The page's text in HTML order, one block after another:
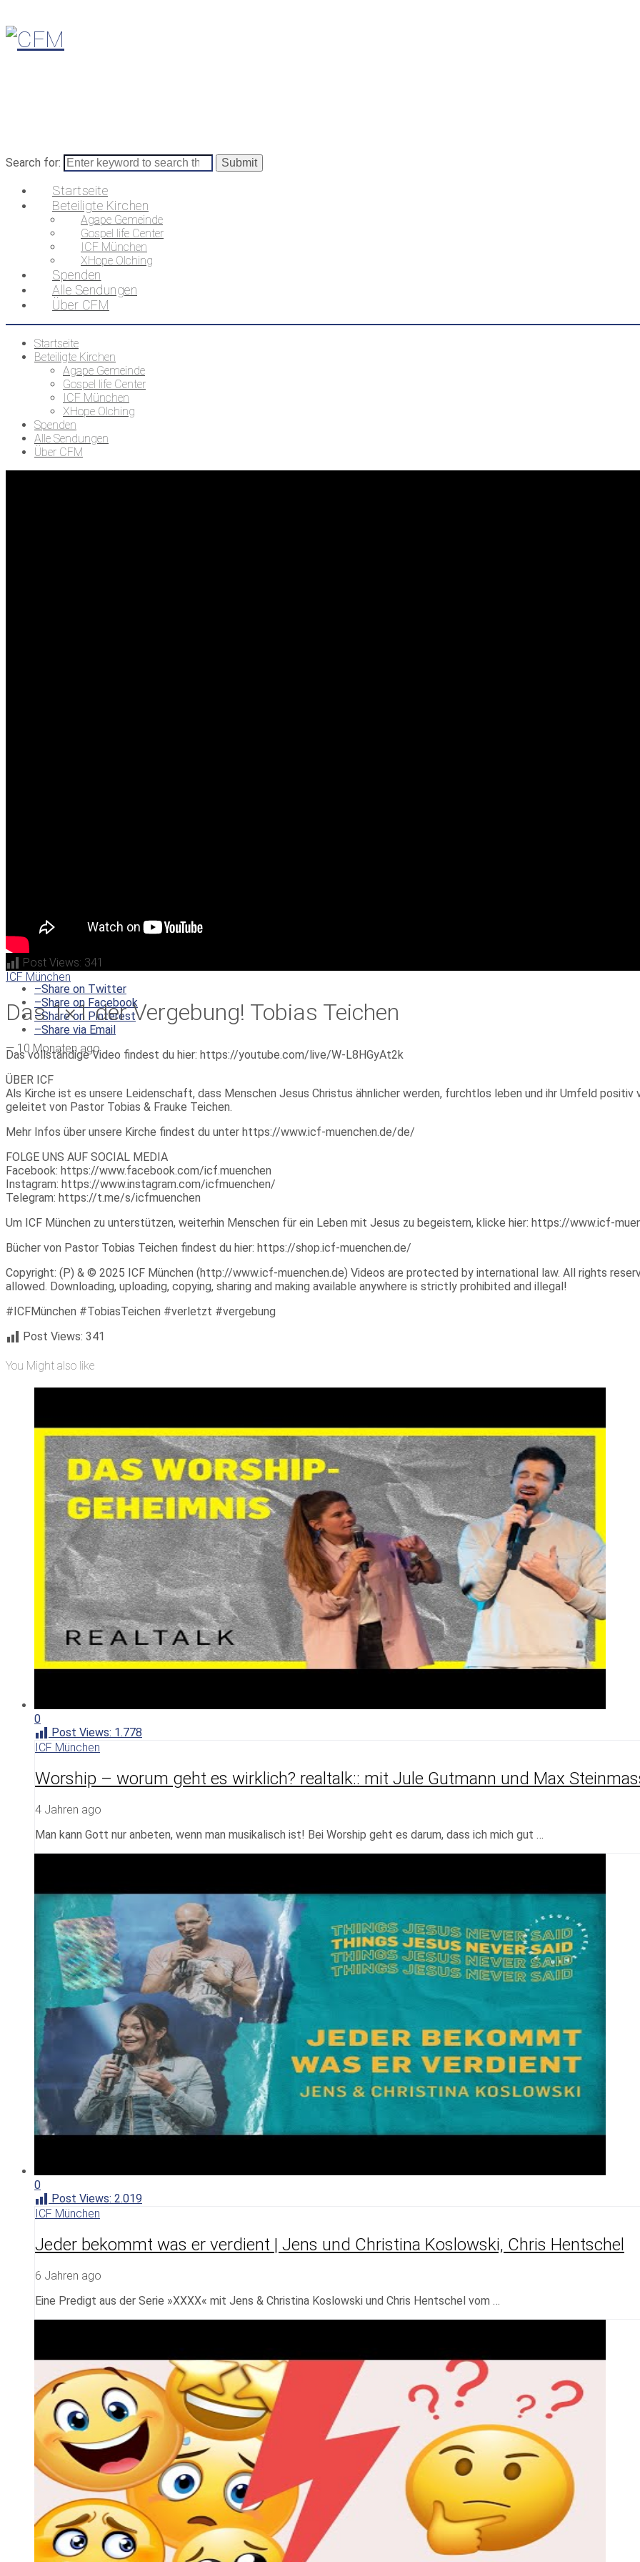
Search for:
Startseite
Beteiligte Kirchen
Agape Gemeinde
Gospel life Center
ICF München
XHope Olching
Spenden
Alle Sendungen
Über CFM
Startseite
Beteiligte Kirchen
Agape Gemeinde
Gospel life Center
ICF München
XHope Olching
Spenden
Alle Sendungen
Über CFM
Post Views: 341
ICF München
Das 1×1 der Vergebung! Tobias Teichen
— 10 Monaten ago
–Share on Twitter
–Share on Facebook
–Share on Pinterest
–Share via Email
Das vollständige Video findest du hier: https://youtube.com/live/W-L8HGyAt2k
ÜBER ICF
Als Kirche ist es unsere Leidenschaft, dass Menschen Jesus Christus ähnlicher werden, furchtlos leben und ihr Umfeld positiv
geleitet von Pastor Tobias & Frauke Teichen.
Mehr Infos über unsere Kirche findest du unter https://www.icf-muenchen.de/de/
FOLGE UNS AUF SOCIAL MEDIA
Facebook: https://www.facebook.com/icf.muenchen
Instagram: https://www.instagram.com/icfmuenchen/
Telegram: https://t.me/s/icfmuenchen
Um ICF München zu unterstützen, weiterhin Menschen für ein Leben mit Jesus zu begeistern, klicke hier: https://www.icf-
Bücher von Pastor Tobias Teichen findest du hier: https://shop.icf-muenchen.de/
Copyright: (P) & © 2025 ICF München (http://www.icf-muenchen.de) Videos are protected by international law. All rights
allowed. Downloading, uploading, copying, sharing and making available anywhere is strictly prohibited and illegal!
#ICFMünchen #TobiasTeichen #verletzt #vergebung
Post Views: 341
You Might also like
0
Post Views: 1.778
ICF München
Worship – worum geht es wirklich? realtalk:: mit Jule Gutmann und Max
4 Jahren ago
Man kann Gott nur anbeten, wenn man musikalisch ist! Bei Worship geht es darum, dass ich mich gut …
0
Post Views: 2.019
ICF München
Jeder bekommt was er verdient | Jens und Christina Koslowski, Chris Hentschel
6 Jahren ago
Eine Predigt aus der Serie »XXXX« mit Jens & Christina Koslowski und Chris Hentschel vom …